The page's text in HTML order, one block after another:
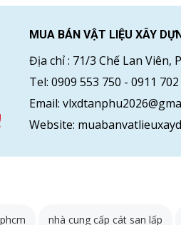
MUA BÁN VẬT LIỆU XÂY
Địa chỉ : 71/3 Chế Lan Viên,
Tel: 0909 553 750 - 0911
Email:
Website:
nhà cung cấp cát san lấp